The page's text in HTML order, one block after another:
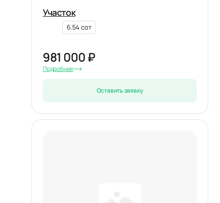
Участок
6.54 сот
981 000 ₽
Подробнее
Оставить заявку